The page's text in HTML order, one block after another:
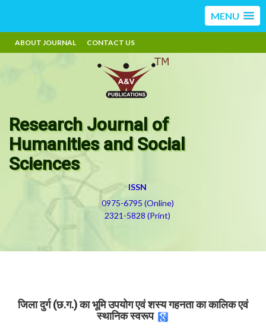
MENU
ABOUT JOURNAL CONTACT US
Research Journal of
Humanities and Social
Sciences
ISSN
0975-6795 (Online)
2321-5828 (Print)
जिला दुर्ग (छ.ग.) का भूमि उपयोग एवं शस्य गहनता का कालिक एवं
स्थानिक स्वरूप